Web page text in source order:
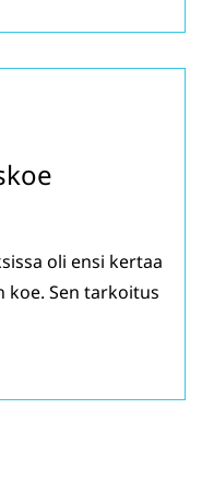
oli ensi kertaa
koe. Sen tarkoitus